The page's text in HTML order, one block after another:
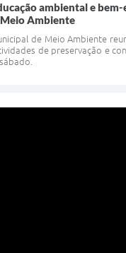
ambiental e
Ambiente
de Meio Ambiente
de preservação e